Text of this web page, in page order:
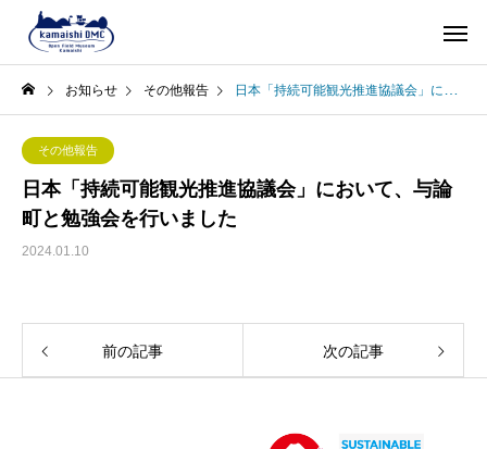
お知らせ その他報告 日本「持続可能観光推進協議会」において、与論町と勉強会を行いました
その他報告
日本「持続可能観光推進協議会」において、与論
町と勉強会を行いました
2024.01.10
前の記事 次の記事